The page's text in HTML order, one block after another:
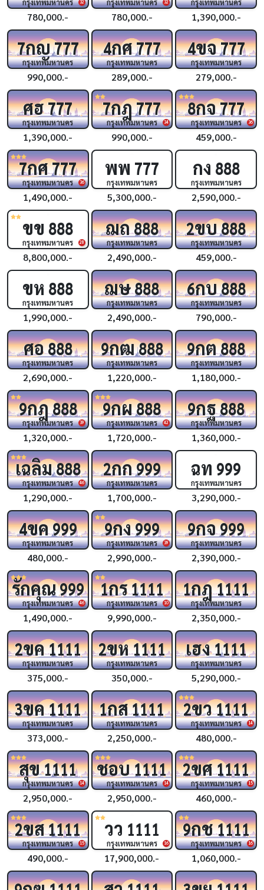
32
กรุงเทพมหานคร
780,000.-
32
กรุงเทพมหานคร
780,000.-
กรุงเทพมหานคร
1,390,000.-
7กญ777
กรุงเทพมหานคร
990,000.-
4กศ777
กรุงเทพมหานคร
289,000.-
4ขจ777
กรุงเทพมหานคร
279,000.-
ศฮ777
กรุงเทพมหานคร
1,390,000.-
34
7กฎ777
กรุงเทพมหานคร
990,000.-
36
8กจ777
กรุงเทพมหานคร
459,000.-
36
7กศ777
กรุงเทพมหานคร
1,490,000.-
พพ 777
กรุงเทพมหานคร
5,300,000.-
กง 888
กรุงเทพมหานคร
2,590,000.-
28
ขข 888
กรุงเทพมหานคร
8,800,000.-
ฌถ888
กรุงเทพมหานคร
2,490,000.-
2ขบ888
กรุงเทพมหานคร
459,000.-
ขห 888
กรุงเทพมหานคร
1,990,000.-
ฌษ888
กรุงเทพมหานคร
2,490,000.-
6กบ888
กรุงเทพมหานคร
790,000.-
ศอ888
กรุงเทพมหานคร
2,690,000.-
9กฒ888
กรุงเทพมหานคร
1,220,000.-
9กต888
กรุงเทพมหานคร
1,180,000.-
39
9กฎ888
กรุงเทพมหานคร
1,320,000.-
42
9กผ888
กรุงเทพมหานคร
1,720,000.-
9กฐ888
กรุงเทพมหานคร
1,360,000.-
46
เฉลิม888
กรุงเทพมหานคร
1,290,000.-
2กก999
กรุงเทพมหานคร
1,700,000.-
ฉท 999
กรุงเทพมหานคร
3,290,000.-
4ขค999
กรุงเทพมหานคร
480,000.-
39
9กง999
กรุงเทพมหานคร
2,990,000.-
9กจ999
กรุงเทพมหานคร
2,390,000.-
46
รักคุณ999
กรุงเทพมหานคร
1,490,000.-
10
1กร1111
กรุงเทพมหานคร
9,990,000.-
1กฎ1111
กรุงเทพมหานคร
2,350,000.-
2ขค1111
กรุงเทพมหานคร
375,000.-
2ขห1111
กรุงเทพมหานคร
350,000.-
เฮง1111
กรุงเทพมหานคร
5,290,000.-
3ขค1111
กรุงเทพมหานคร
373,000.-
1กส1111
กรุงเทพมหานคร
2,250,000.-
14
2ขว1111
กรุงเทพมหานคร
480,000.-
14
สุข1111
กรุงเทพมหานคร
2,950,000.-
14
ชอบ1111
กรุงเทพมหานคร
2,950,000.-
15
2ขศ1111
กรุงเทพมหานคร
460,000.-
15
2ขส1111
กรุงเทพมหานคร
490,000.-
16
วว 1111
กรุงเทพมหานคร
17,900,000.-
16
9กช1111
กรุงเทพมหานคร
1,060,000.-